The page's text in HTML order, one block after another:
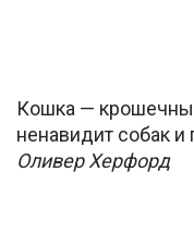
Кошка —
ненавидит собак и
Оливер Херфорд